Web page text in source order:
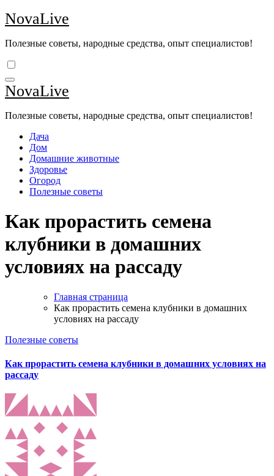
Перейти
к
NovaLive
Полезные советы, народные средства, опыт специалистов!
NovaLive
Полезные советы, народные средства, опыт специалистов!
Дача
Дом
Домашние животные
Здоровье
Огород
Полезные советы
Как прорастить семена
клубники в домашних
условиях на рассаду
Главная страница
Как прорастить семена клубники в домашних
условиях на рассаду
Полезные советы
Как прорастить семена клубники в домашних условиях на
рассаду